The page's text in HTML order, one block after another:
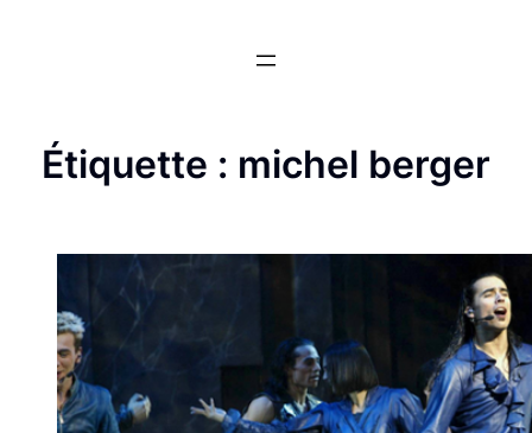
Étiquette : michel berger